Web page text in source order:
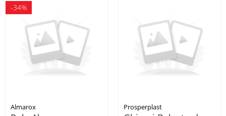
-34%
Almarox Prosperplast